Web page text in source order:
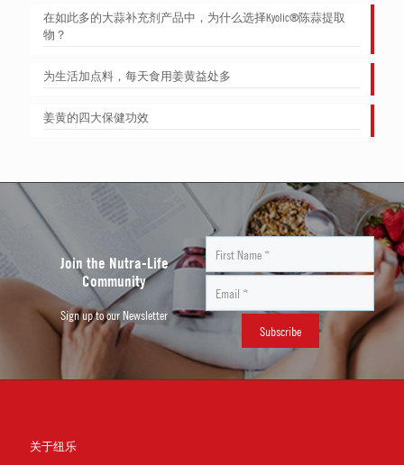
在如此多的大蒜补充剂产品中，为什么选择Kyolic®陈蒜提取
物？
为生活加点料，每天食用姜黄益处多
姜黄的四大保健功效
Join the Nutra-Life
Community
Sign up to our Newsletter
关于纽乐